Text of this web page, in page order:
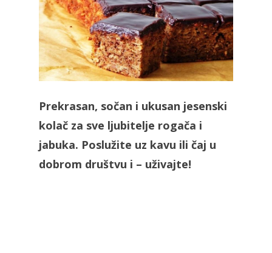
Prekrasan, sočan i ukusan jesenski
kolač za sve ljubitelje rogača i
jabuka. Poslužite uz kavu ili čaj u
dobrom društvu i – uživajte!